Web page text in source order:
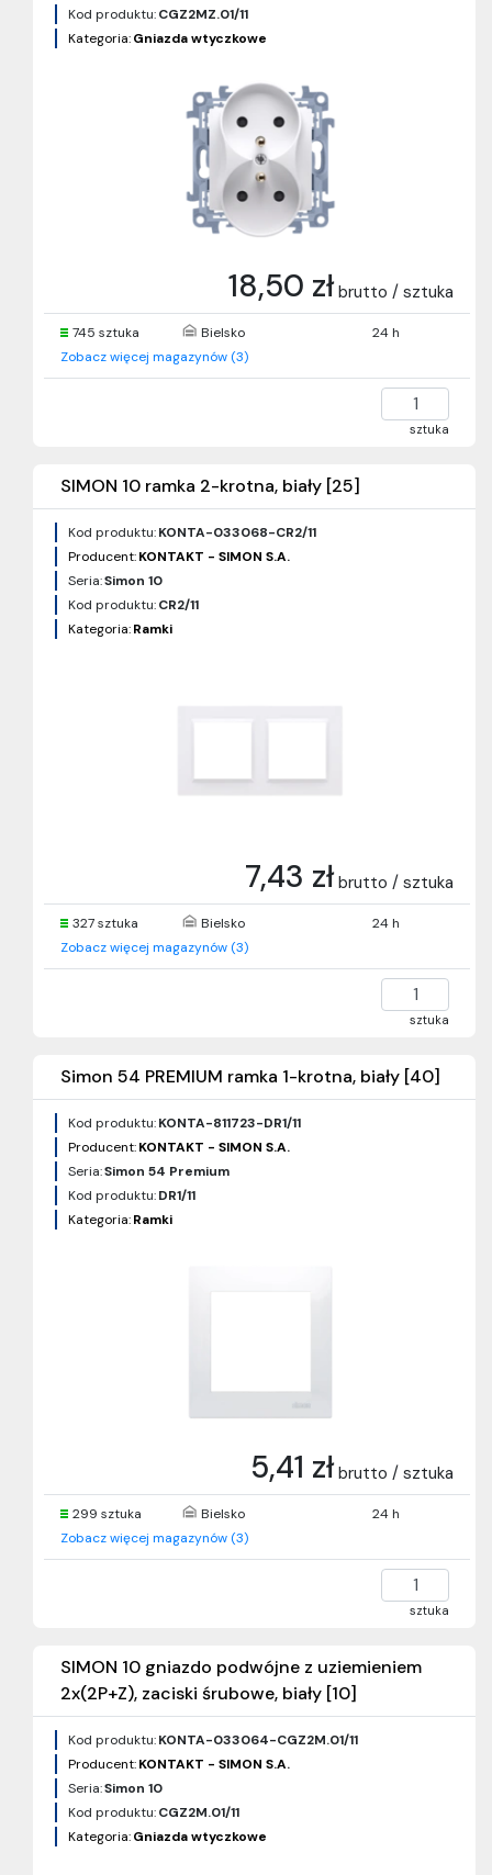
Kod produktu:CGZ2MZ.01/11
Kategoria:Gniazda wtyczkowe
18,50 zł brutto / sztuka
745 sztuka Bielsko
24 h
Zobacz więcej magazynów (3)
sztuka
SIMON 10 ramka 2-krotna, biały [25]
Kod produktu:KONTA-033068-CR2/11
Producent:KONTAKT - SIMON S.A.
Seria:Simon 10
Kod produktu:CR2/11
Kategoria:Ramki
7,43 zł brutto / sztuka
327 sztuka Bielsko
24 h
Zobacz więcej magazynów (3)
sztuka
Simon 54 PREMIUM ramka 1-krotna, biały [40]
Kod produktu:KONTA-811723-DR1/11
Producent:KONTAKT - SIMON S.A.
Seria:Simon 54 Premium
Kod produktu:DR1/11
Kategoria:Ramki
5,41 zł brutto / sztuka
299 sztuka Bielsko
24 h
Zobacz więcej magazynów (3)
sztuka
SIMON 10 gniazdo podwójne z uziemieniem
2x(2P+Z), zaciski śrubowe, biały [10]
Kod produktu:KONTA-033064-CGZ2M.01/11
Producent:KONTAKT - SIMON S.A.
Seria:Simon 10
Kod produktu:CGZ2M.01/11
Kategoria:Gniazda wtyczkowe